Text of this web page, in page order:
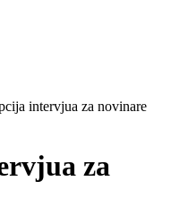
intervjua za novinare
za